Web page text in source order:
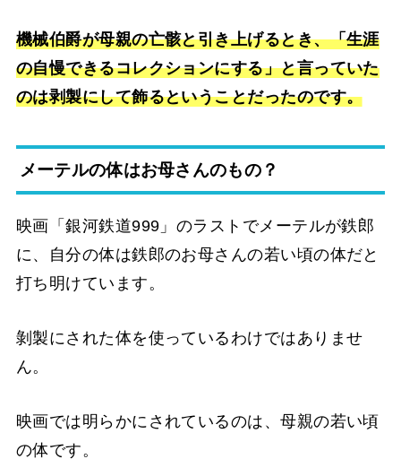
機械伯爵が母親の亡骸と引き上げるとき、「生涯
の自慢できるコレクションにする」と言っていた
のは剥製にして飾るということだったのです。
メーテルの体はお母さんのもの？
映画「銀河鉄道999」のラストでメーテルが鉄郎
に、自分の体は鉄郎のお母さんの若い頃の体だと
打ち明けています。
剝製にされた体を使っているわけではありませ
ん。
映画では明らかにされているのは、母親の若い頃
の体です。